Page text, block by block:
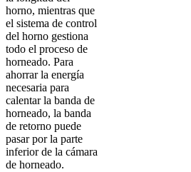
horno, mientras que
el sistema de control
del horno gestiona
todo el proceso de
horneado. Para
ahorrar la energía
necesaria para
calentar la banda de
horneado, la banda
de retorno puede
pasar por la parte
inferior de la cámara
de horneado.